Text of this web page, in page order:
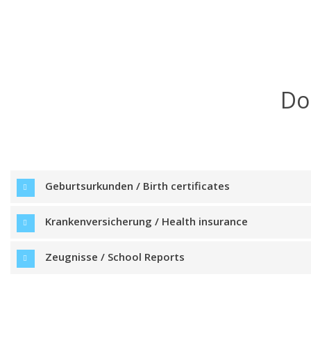
Geburtsurkunden / Birth certificates
Krankenversicherung / Health insurance
Zeugnisse / School Reports